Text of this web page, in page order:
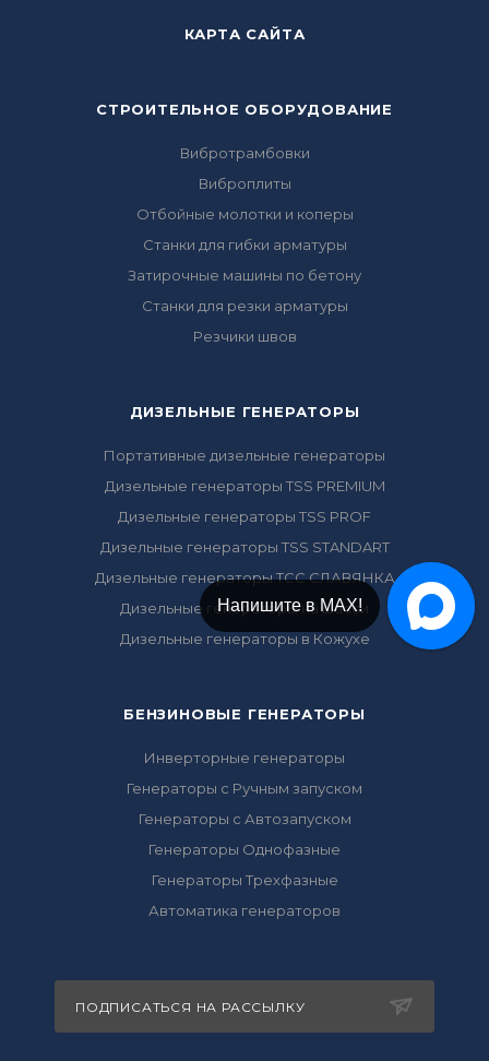
КАРТА САЙТА
СТРОИТЕЛЬНОЕ ОБОРУДОВАНИЕ
Вибротрамбовки
Виброплиты
Отбойные молотки и коперы
Станки для гибки арматуры
Затирочные машины по бетону
Станки для резки арматуры
Резчики швов
ДИЗЕЛЬНЫЕ ГЕНЕРАТОРЫ
Портативные дизельные генераторы
Дизельные генераторы TSS PREMIUM
Дизельные генераторы TSS PROF
Дизельные генераторы TSS STANDART
Дизельные генераторы ТСС СЛАВЯНКА
Дизельные генераторы на шасси
Дизельные генераторы в Кожухе
БЕНЗИНОВЫЕ ГЕНЕРАТОРЫ
Инверторные генераторы
Генераторы с Ручным запуском
Генераторы с Автозапуском
Генераторы Однофазные
Генераторы Трехфазные
Автоматика генераторов
ПОДПИСАТЬСЯ НА РАССЫЛКУ
Напишите в МАХ!